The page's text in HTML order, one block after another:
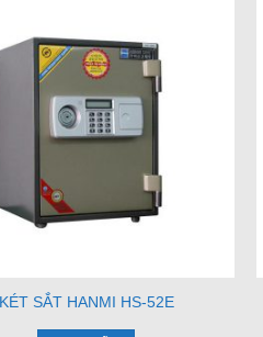
SẮT HANMI HS-52E